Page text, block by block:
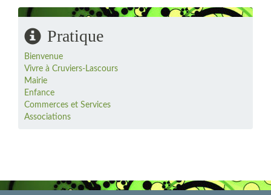
Pratique
Bienvenue
Vivre à Cruviers-Lascours
Mairie
Enfance
Commerces et Services
Associations